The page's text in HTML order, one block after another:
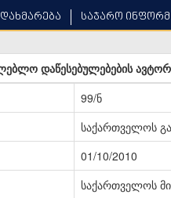
დახმარება საჯარო
დაწესებულებების
99/ნ
საქართველოს
01/10/2010
საქართველოს